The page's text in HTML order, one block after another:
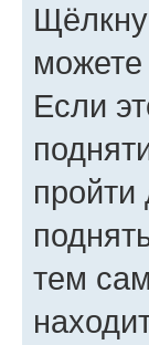
Если
тем